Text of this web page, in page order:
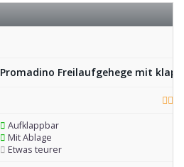
Promadino Freilaufgehege mit
Aufklappbar
Mit Ablage
Etwas teurer